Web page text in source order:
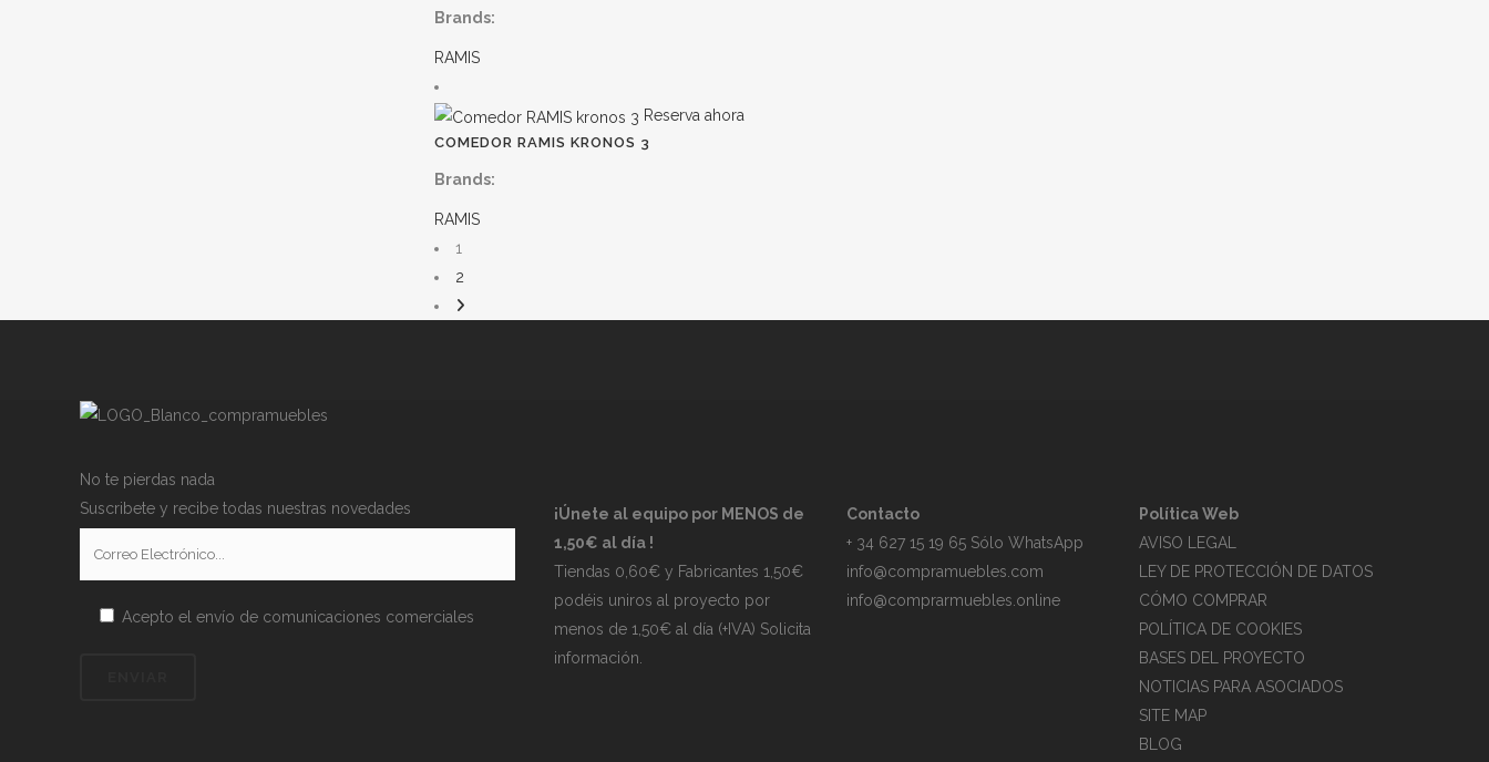
Brands:
RAMIS
Reserva ahora
COMEDOR RAMIS KRONOS 3
Brands:
RAMIS
1
2
No te pierdas nada
Suscribete y recibe todas nuestras novedades
Acepto el envío de comunicaciones comerciales
¡Únete al equipo por MENOS de
1,50€ al día !
Tiendas 0,60€ y Fabricantes 1,50€
podéis uniros al proyecto por
menos de 1,50€ al día (+IVA) Solicita
información.
Contacto
+ 34 627 15 19 65 Sólo WhatsApp
info@compramuebles.com
info@comprarmuebles.online
Política Web
AVISO LEGAL
LEY DE PROTECCIÓN DE DATOS
CÓMO COMPRAR
POLÍTICA DE COOKIES
BASES DEL PROYECTO
NOTICIAS PARA ASOCIADOS
SITE MAP
BLOG